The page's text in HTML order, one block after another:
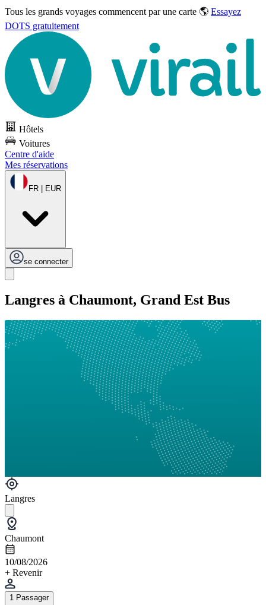
Tous les grands voyages commencent par une carte 🌎 Essayez
DOTS gratuitement
Hôtels
Voitures
Centre d'aide
Mes réservations
FR | EUR
se connecter
Langres à Chaumont, Grand Est Bus
Langres
Chaumont
10/08/2026
+ Revenir
1 Passager